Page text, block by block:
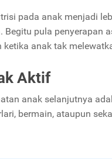
pada anak menjadi
pula penyerapan
anak tak
Aktif
anak selanjutnya
bermain, ataupun